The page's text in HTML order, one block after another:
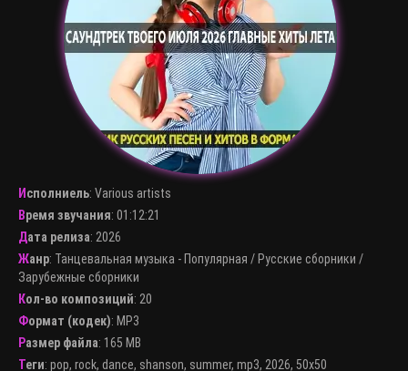
Исполниель: Various artists
Время звучания: 01:12:21
Дата релиза: 2026
Жанр: Танцевальная музыка - Популярная / Русские сборники /
Зарубежные сборники
Кол-во композиций: 20
Формат (кодек): MP3
Размер файла: 165 MB
Теги: pop, rock, dance, shanson, summer, mp3, 2026, 50x50